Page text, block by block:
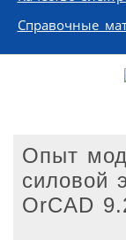
Справочные
Опыт
силовой
OrCAD